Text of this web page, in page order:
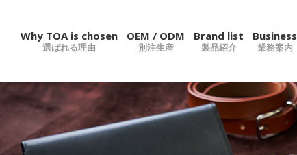
Why TOA is chosen
選ばれる理由
OEM / ODM
別注生産
Brand list
製品紹介
Business
業務案内